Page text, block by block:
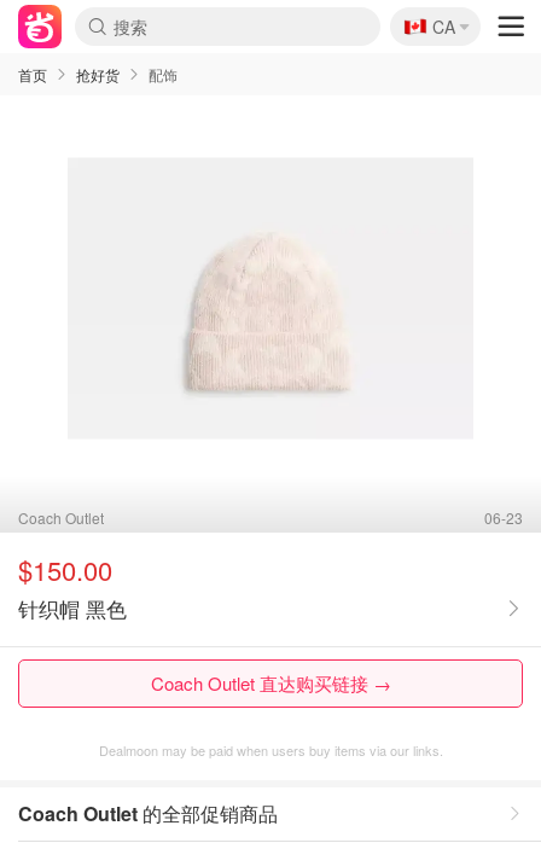
🇨🇦
CA
首页 抢好货 配饰
Coach Outlet 06-23
$150.00
针织帽 黑色
Coach Outlet 直达购买链接 →
Dealmoon may be paid when users buy items via our links.
Coach Outlet 的全部促销商品